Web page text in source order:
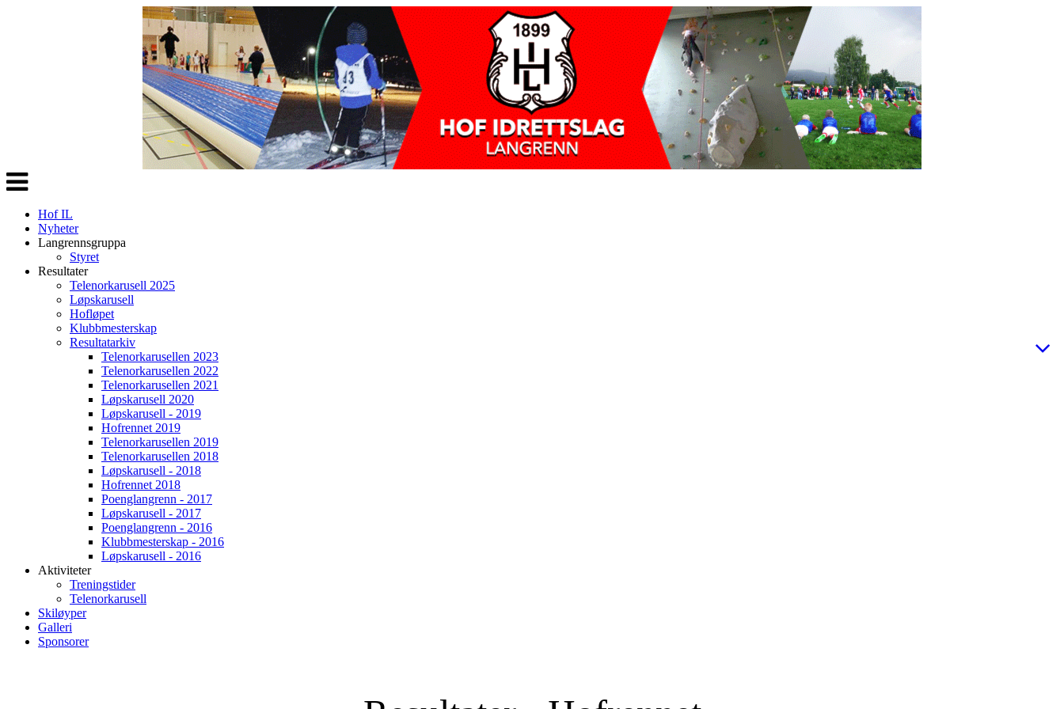
Veksle
navigasjon
Hof IL
Nyheter
Langrennsgruppa
Styret
Resultater
Telenorkarusell 2025
Løpskarusell
Hofløpet
Klubbmesterskap
Resultatarkiv
Telenorkarusellen 2023
Telenorkarusellen 2022
Telenorkarusellen 2021
Løpskarusell 2020
Løpskarusell - 2019
Hofrennet 2019
Telenorkarusellen 2019
Telenorkarusellen 2018
Løpskarusell - 2018
Hofrennet 2018
Poenglangrenn - 2017
Løpskarusell - 2017
Poenglangrenn - 2016
Klubbmesterskap - 2016
Løpskarusell - 2016
Aktiviteter
Treningstider
Telenorkarusell
Skiløyper
Galleri
Sponsorer